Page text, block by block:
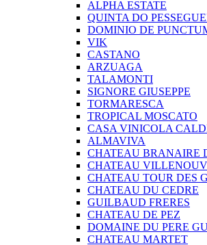
ALPHA ESTATE
QUINTA DO
DOMINIO DE
VIK
CASTANO
ARZUAGA
TALAMONTI
SIGNORE GIUSEPPE
TORMARESCA
TROPICAL MOSCATO
CASA VINICOLA
ALMAVIVA
CHATEAU BRANAIRE
CHATEAU
CHATEAU TOUR DES
CHATEAU DU CEDRE
GUILBAUD FRERES
CHATEAU DE PEZ
DOMAINE DU PERE
CHATEAU MARTET